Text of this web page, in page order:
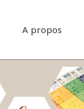
A propos